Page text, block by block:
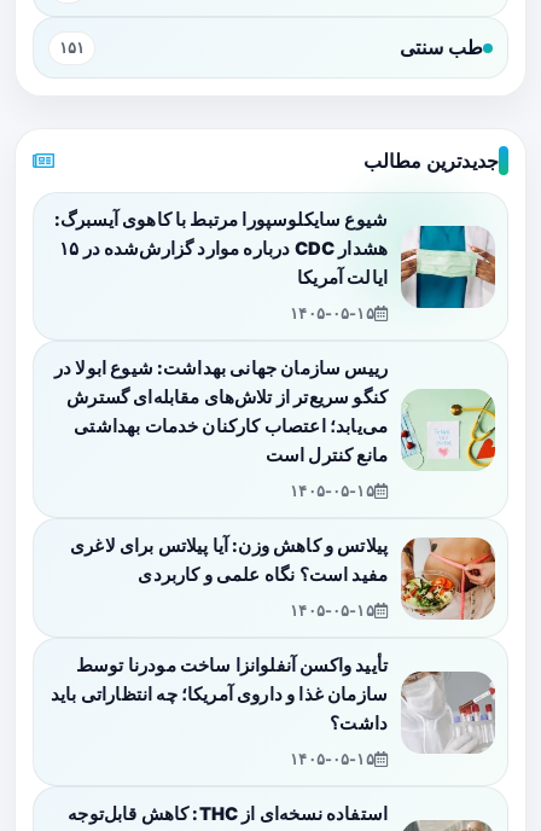
طب سنتی ۱۵۱
جدیدترین مطالب
شیوع سایکلوسپورا مرتبط با کاهوی آیسبرگ:
هشدار CDC درباره موارد گزارش‌شده در ۱۵
ایالت آمریکا
۱۴۰۵-۰۵-۱۵
رییس سازمان جهانی بهداشت: شیوع ابولا در
کنگو سریع‌تر از تلاش‌های مقابله‌ای گسترش
می‌یابد؛ اعتصاب کارکنان خدمات بهداشتی
مانع کنترل است
۱۴۰۵-۰۵-۱۵
پیلاتس و کاهش وزن: آیا پیلاتس برای لاغری
مفید است؟ نگاه علمی و کاربردی
۱۴۰۵-۰۵-۱۵
تأیید واکسن آنفلوانزا ساخت مودرنا توسط
سازمان غذا و داروی آمریکا؛ چه انتظاراتی باید
داشت؟
۱۴۰۵-۰۵-۱۵
استفاده نسخه‌ای از THC: کاهش قابل‌توجه